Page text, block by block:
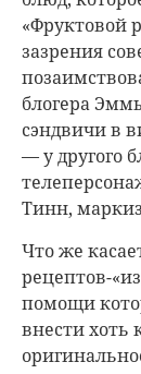
«Фруктовой
зазрения
блогера
сэндвичи в
— у другого
Тинн,
Что же
рецептов-
помощи
внести хоть